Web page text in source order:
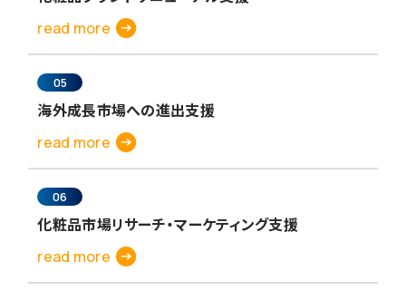
read more
05
海外成長市場への進出支援
read more
06
化粧品市場リサーチ・マーケティング支援
read more